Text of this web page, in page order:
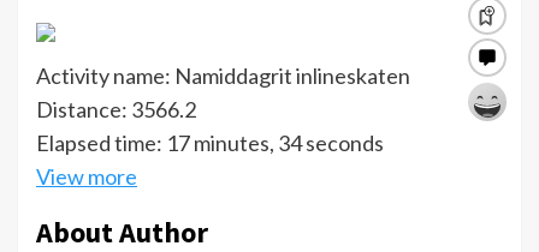
Activity name: Namiddagrit inlineskaten
Distance: 3566.2
Elapsed time: 17 minutes, 34 seconds
View more
About Author